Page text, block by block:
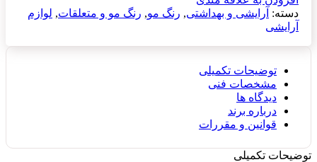
دسته: آرایشی و بهداشتی, رنگ مو, رنگ مو و متعلقات, لوازم
آرایشی
توضیحات تکمیلی
مشخصات فنی
دیدگاه ها
درباره برند
قوانین و مقررات
توضیحات تکمیلی